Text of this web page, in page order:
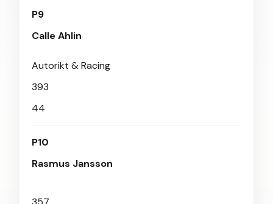
P9
Calle Ahlin
Autorikt & Racing
393
44
P10
Rasmus Jansson